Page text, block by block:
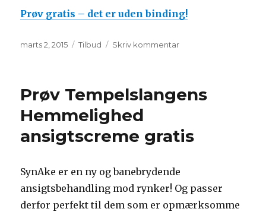
Prøv gratis – det er uden binding!
Udgivet
marts 2, 2015 Kategorier
Tilbud Skriv kommentartil
14
Uden
binding.
Prøv Tempelslangens
Hemmelighed
ansigtscreme gratis
SynAke er en ny og banebrydende
ansigtsbehandling mod rynker! Og passer
derfor perfekt til dem som er opmærksomme